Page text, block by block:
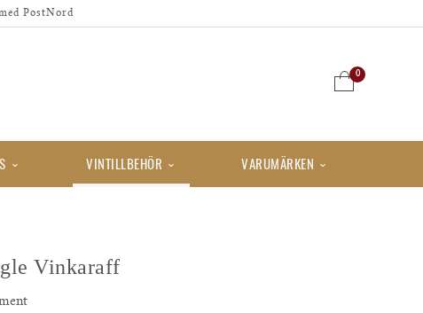
PostNord
0
VINTILLBEHÖR VARUMÄRKEN
Vinkaraff